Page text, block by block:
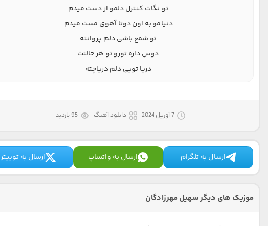
تو نگات کنترل دلمو از دست میدم
دنیامو به اون دوتا آهوی مست میدم
تو شمع باشی دلم پروانته
دوس داره تورو تو هر حالتت
دریا تویی دلم دریاچته
7 آوریل 2024 دانلود آهنگ 95 بازدید
ارسال به تلگرام ارسال به واتساپ ارسال به توییتر
موزیک های دیگر سهیل مهرزادگان